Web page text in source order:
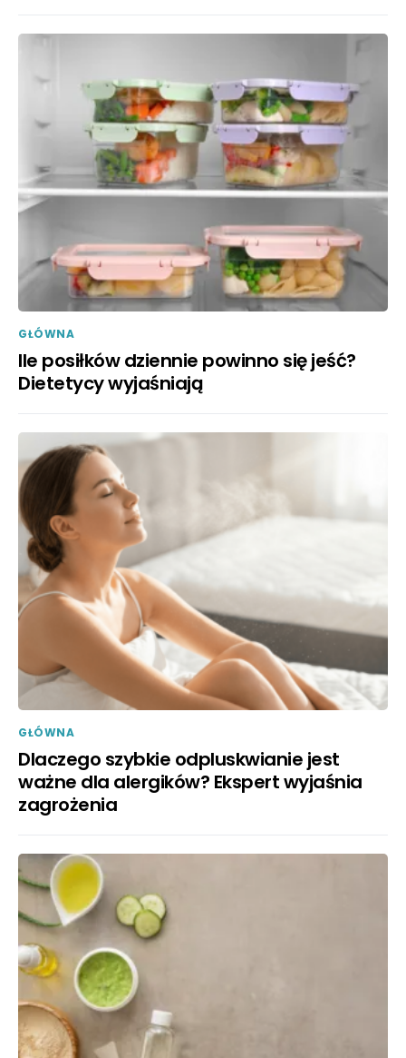
GŁÓWNA
Ile posiłków dziennie powinno się jeść?
Dietetycy wyjaśniają
GŁÓWNA
Dlaczego szybkie odpluskwianie jest
ważne dla alergików? Ekspert wyjaśnia
zagrożenia